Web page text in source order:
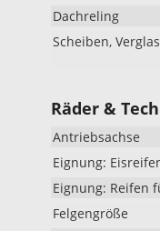
Dachreling
Scheiben,
Räder &
Antriebsachse
Eignung:
Eignung: Reifen
Felgengröße